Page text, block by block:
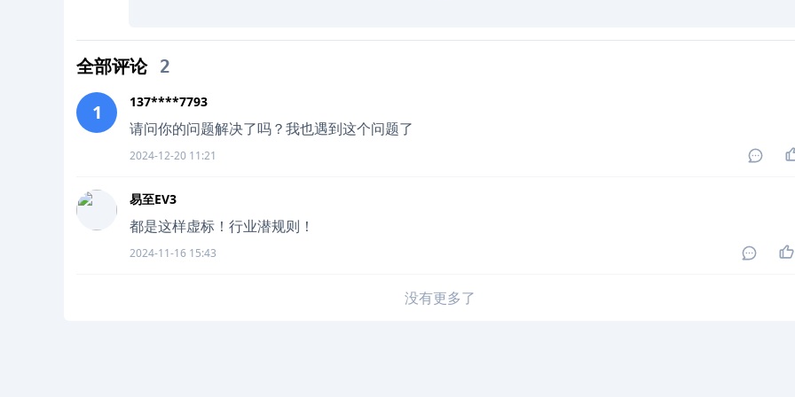
全部评论 2
1 137****7793
请问你的问题解决了吗？我也遇到这个问题了
2024-12-20 11:21
易至EV3
都是这样虚标！行业潜规则！
2024-11-16 15:43
没有更多了